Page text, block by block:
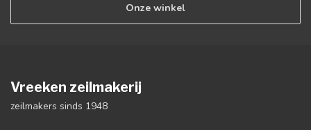
Onze winkel
Vreeken zeilmakerij
zeilmakers sinds 1948